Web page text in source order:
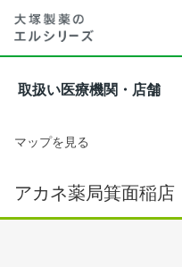
取扱い医療機関・店舗
マップを見る
アカネ薬局箕面稲店